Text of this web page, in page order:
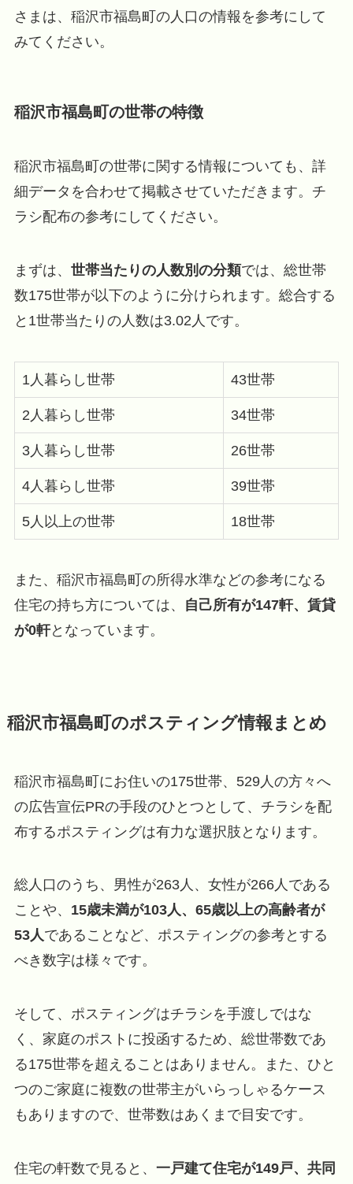
さまは、稲沢市福島町の人口の情報を参考にして
みてください。
稲沢市福島町の世帯の特徴
稲沢市福島町の世帯に関する情報についても、詳
細データを合わせて掲載させていただきます。チ
ラシ配布の参考にしてください。
まずは、 世帯当たりの人数別の分類では、総世帯
数175世帯が以下のように分けられます。総合する
と1世帯当たりの人数は3.02人です。
1人暮らし世帯 43世帯
2人暮らし世帯 34世帯
3人暮らし世帯 26世帯
4人暮らし世帯 39世帯
5人以上の世帯 18世帯
また、稲沢市福島町の所得水準などの参考になる
住宅の持ち方については、
自己所有が147軒、賃貸
が0軒となっています。
稲沢市福島町のポスティング情報まとめ
稲沢市福島町にお住いの175世帯、529人の方々へ
の広告宣伝PRの手段のひとつとして、チラシを配
布するポスティングは有力な選択肢となります。
総人口のうち、男性が263人、女性が266人である
ことや、 15歳未満が103人、65歳以上の高齢者が
53人であることなど、ポスティングの参考とする
べき数字は様々です。
そして、ポスティングはチラシを手渡しではな
く、家庭のポストに投函するため、総世帯数であ
る175世帯を超えることはありません。また、ひと
つのご家庭に複数の世帯主がいらっしゃるケース
もありますので、世帯数はあくまで目安です。
住宅の軒数で見ると、 一戸建て住宅が149戸、共同